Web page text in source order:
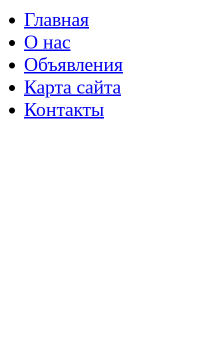
Главная
О нас
Объявления
Карта сайта
Контакты